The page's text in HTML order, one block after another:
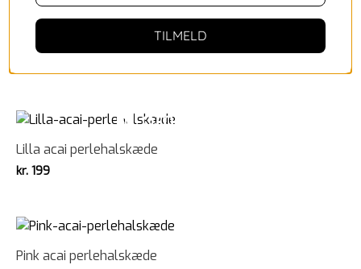
Turkis acai perlehalskæde
Lilla acai perlehalskæde
kr. 199
Pink acai perlehalskæde
TILMELD